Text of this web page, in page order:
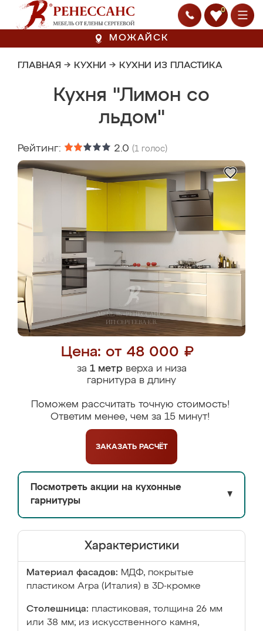
0
МОЖАЙСК
ГЛАВНАЯ → КУХНИ → КУХНИ ИЗ ПЛАСТИКА
Кухня "Лимон со
льдом"
Рейтинг: 2.0 (1 голос)
Цена: от 48 000 ₽
за 1 метрверха и низа
гарнитура в длину
Поможем рассчитать точную стоимость!
Ответим менее, чем за 15 минут!
ЗАКАЗАТЬ РАСЧЁТ
Посмотреть акции на кухонные
гарнитуры
▼
Характеристики
Материал фасадов: МДФ, покрытые
пластиком Arpa (Италия) в 3D-кромке
Столешница: пластиковая, толщина 26 мм
или 38 мм; из искусственного камня,